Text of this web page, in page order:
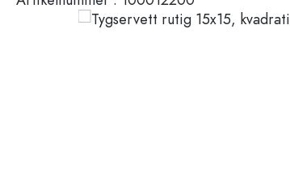
Plastbehållare